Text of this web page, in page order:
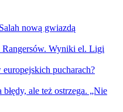
nową gwiazdą
Rangersów. Wyniki el. Ligi
pucharach?
ale też ostrzega. „Nie